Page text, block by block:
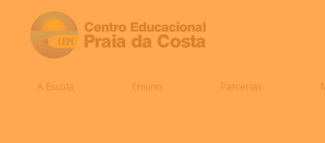
A Escola Ensino Parcerias